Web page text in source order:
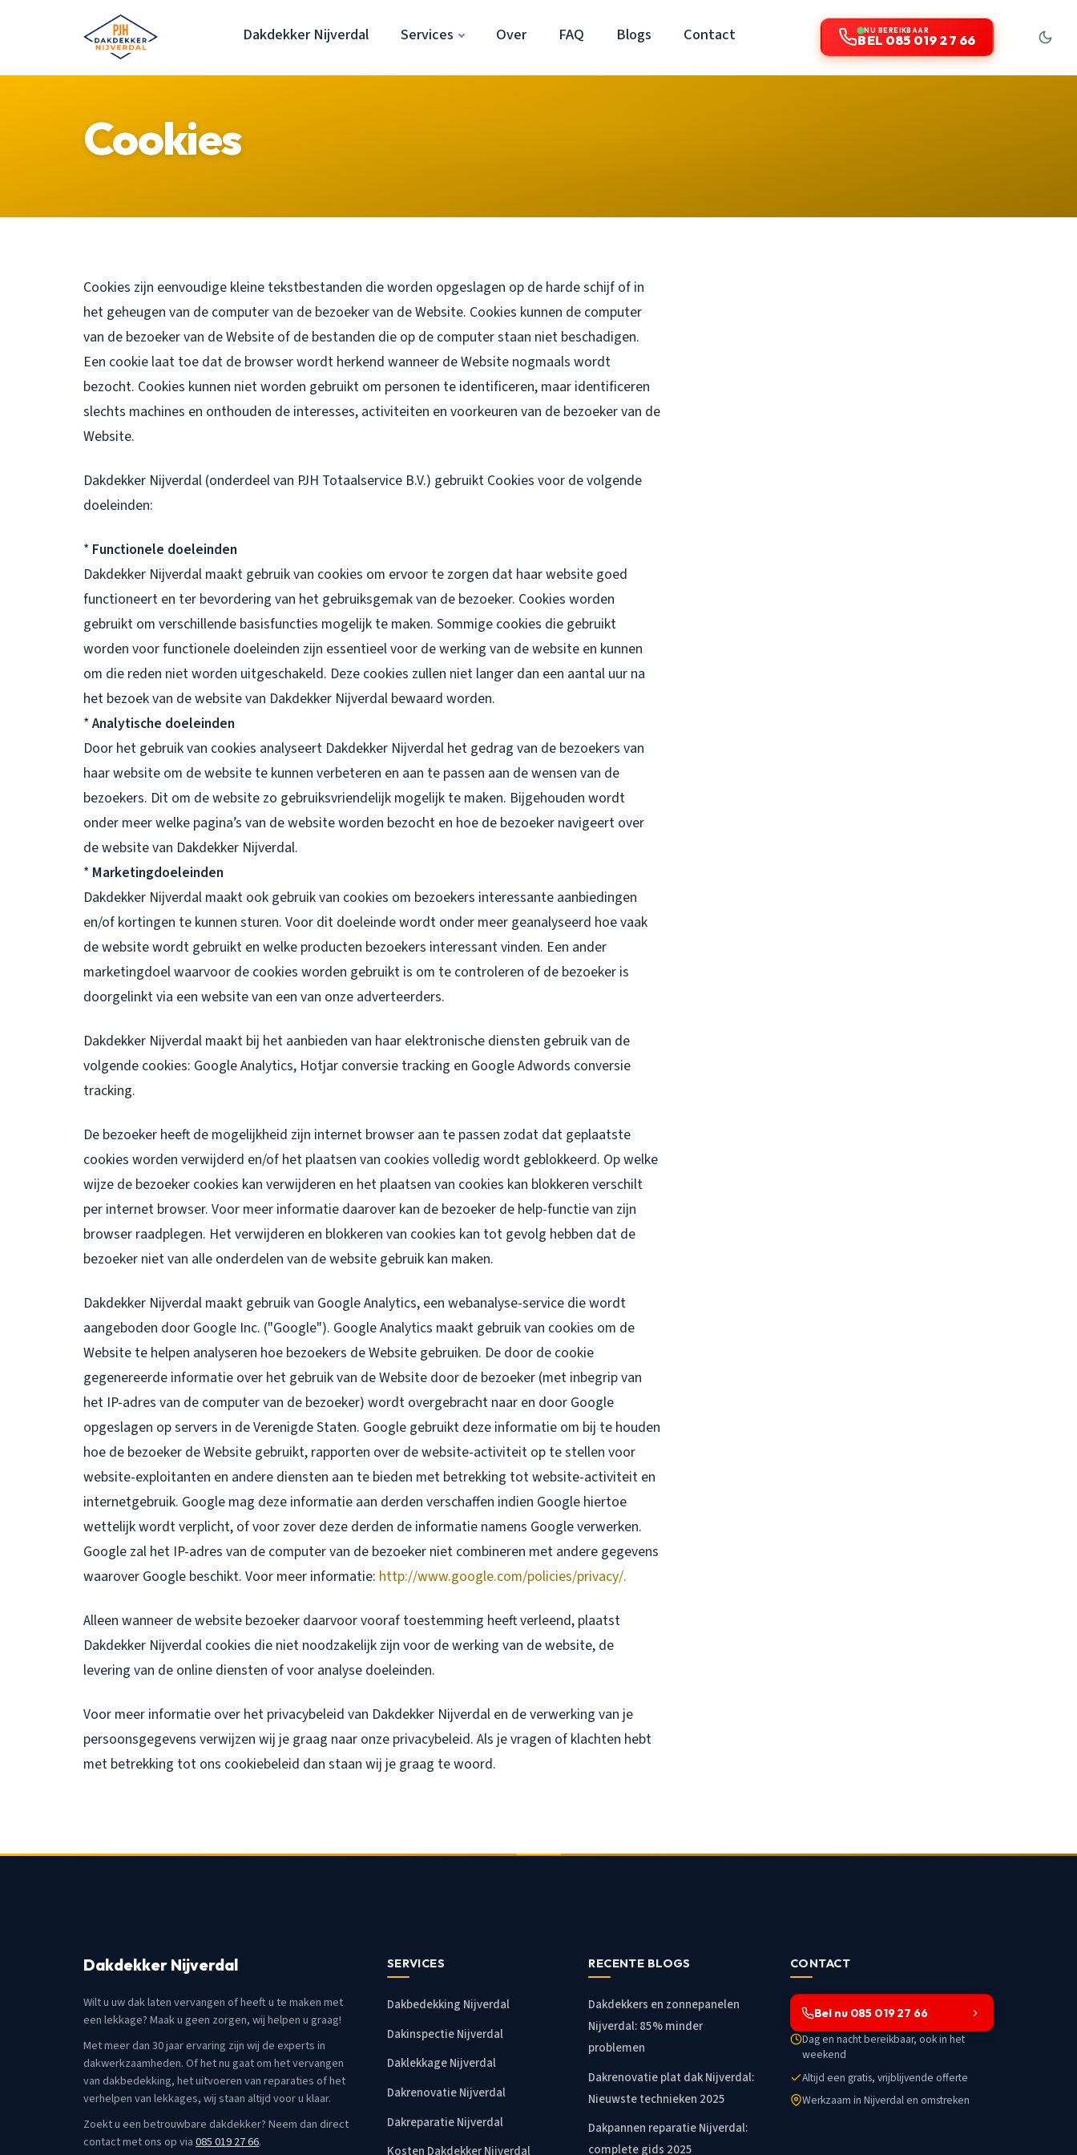
Dakdekker Nijverdal Services Over FAQ Blogs Contact NU BEREIKBAAR
BEL 085 019 27 66
Cookies
Cookies zijn eenvoudige kleine tekstbestanden die worden opgeslagen op de harde schijf of in
het geheugen van de computer van de bezoeker van de Website. Cookies kunnen de computer
van de bezoeker van de Website of de bestanden die op de computer staan niet beschadigen.
Een cookie laat toe dat de browser wordt herkend wanneer de Website nogmaals wordt
bezocht. Cookies kunnen niet worden gebruikt om personen te identificeren, maar identificeren
slechts machines en onthouden de interesses, activiteiten en voorkeuren van de bezoeker van de
Website.
Dakdekker Nijverdal (onderdeel van PJH Totaalservice B.V.) gebruikt Cookies voor de volgende
doeleinden:
* Functionele doeleinden
Dakdekker Nijverdal maakt gebruik van cookies om ervoor te zorgen dat haar website goed
functioneert en ter bevordering van het gebruiksgemak van de bezoeker. Cookies worden
gebruikt om verschillende basisfuncties mogelijk te maken. Sommige cookies die gebruikt
worden voor functionele doeleinden zijn essentieel voor de werking van de website en kunnen
om die reden niet worden uitgeschakeld. Deze cookies zullen niet langer dan een aantal uur na
het bezoek van de website van Dakdekker Nijverdal bewaard worden.
*Analytische doeleinden
Door het gebruik van cookies analyseert Dakdekker Nijverdal het gedrag van de bezoekers van
haar website om de website te kunnen verbeteren en aan te passen aan de wensen van de
bezoekers. Dit om de website zo gebruiksvriendelijk mogelijk te maken. Bijgehouden wordt
onder meer welke pagina’s van de website worden bezocht en hoe de bezoeker navigeert over
de website van Dakdekker Nijverdal.
* Marketingdoeleinden
Dakdekker Nijverdal maakt ook gebruik van cookies om bezoekers interessante aanbiedingen
en/of kortingen te kunnen sturen. Voor dit doeleinde wordt onder meer geanalyseerd hoe vaak
de website wordt gebruikt en welke producten bezoekers interessant vinden. Een ander
marketingdoel waarvoor de cookies worden gebruikt is om te controleren of de bezoeker is
doorgelinkt via een website van een van onze adverteerders.
Dakdekker Nijverdal maakt bij het aanbieden van haar elektronische diensten gebruik van de
volgende cookies: Google Analytics, Hotjar conversie tracking en Google Adwords conversie
tracking.
De bezoeker heeft de mogelijkheid zijn internet browser aan te passen zodat dat geplaatste
cookies worden verwijderd en/of het plaatsen van cookies volledig wordt geblokkeerd. Op welke
wijze de bezoeker cookies kan verwijderen en het plaatsen van cookies kan blokkeren verschilt
per internet browser. Voor meer informatie daarover kan de bezoeker de help-functie van zijn
browser raadplegen. Het verwijderen en blokkeren van cookies kan tot gevolg hebben dat de
bezoeker niet van alle onderdelen van de website gebruik kan maken.
Dakdekker Nijverdal maakt gebruik van Google Analytics, een webanalyse-service die wordt
aangeboden door Google Inc. ("Google"). Google Analytics maakt gebruik van cookies om de
Website te helpen analyseren hoe bezoekers de Website gebruiken. De door de cookie
gegenereerde informatie over het gebruik van de Website door de bezoeker (met inbegrip van
het IP-adres van de computer van de bezoeker) wordt overgebracht naar en door Google
opgeslagen op servers in de Verenigde Staten. Google gebruikt deze informatie om bij te houden
hoe de bezoeker de Website gebruikt, rapporten over de website-activiteit op te stellen voor
website-exploitanten en andere diensten aan te bieden met betrekking tot website-activiteit en
internetgebruik. Google mag deze informatie aan derden verschaffen indien Google hiertoe
wettelijk wordt verplicht, of voor zover deze derden de informatie namens Google verwerken.
Google zal het IP-adres van de computer van de bezoeker niet combineren met andere gegevens
waarover Google beschikt. Voor meer informatie: http://www.google.com/policies/privacy/.
Alleen wanneer de website bezoeker daarvoor vooraf toestemming heeft verleend, plaatst
Dakdekker Nijverdal cookies die niet noodzakelijk zijn voor de werking van de website, de
levering van de online diensten of voor analyse doeleinden.
Voor meer informatie over het privacybeleid van Dakdekker Nijverdal en de verwerking van je
persoonsgegevens verwijzen wij je graag naar onze privacybeleid. Als je vragen of klachten hebt
met betrekking tot ons cookiebeleid dan staan wij je graag te woord.
Dakdekker Nijverdal
Wilt u uw dak laten vervangen of heeft u te maken met
een lekkage? Maak u geen zorgen, wij helpen u graag!
Met meer dan 30 jaar ervaring zijn wij de experts in
dakwerkzaamheden. Of het nu gaat om het vervangen
van dakbedekking, het uitvoeren van reparaties of het
verhelpen van lekkages, wij staan altijd voor u klaar.
Zoekt u een betrouwbare dakdekker? Neem dan direct
contact met ons op via085 019 27 66.
SERVICES
Dakbedekking Nijverdal
Dakinspectie Nijverdal
Daklekkage Nijverdal
Dakrenovatie Nijverdal
Dakreparatie Nijverdal
Kosten Dakdekker Nijverdal
RECENTE BLOGS
Dakdekkers en zonnepanelen
Nijverdal: 85% minder
problemen
Dakrenovatie plat dak Nijverdal:
Nieuwste technieken 2025
Dakpannen reparatie Nijverdal:
complete gids 2025
CONTACT
Bel nu 085 019 27 66
Dag en nacht bereikbaar, ook in het
weekend
Altijd een gratis, vrijblijvende offerte
Werkzaam in Nijverdal en omstreken